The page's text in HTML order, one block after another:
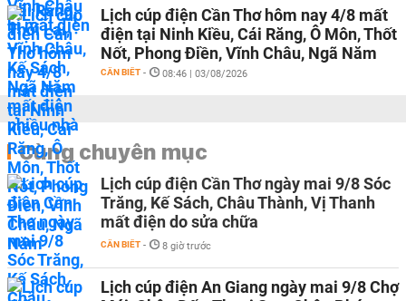
Lịch cúp điện Cần Thơ hôm nay 4/8 mất
điện tại Ninh Kiều, Cái Răng, Ô Môn, Thốt
Nốt, Phong Điền, Vĩnh Châu, Ngã Năm
CẦN BIẾT - 08:46 | 03/08/2026
Cùng chuyên mục
Lịch cúp điện Cần Thơ ngày mai 9/8 Sóc
Trăng, Kế Sách, Châu Thành, Vị Thanh
mất điện do sửa chữa
CẦN BIẾT - 8 giờ trước
Lịch cúp điện An Giang ngày mai 9/8 Chợ